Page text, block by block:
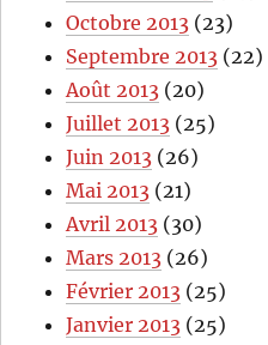
Octobre 2013 (23)
Septembre 2013 (22)
Août 2013 (20)
Juillet 2013 (25)
Juin 2013 (26)
Mai 2013 (21)
Avril 2013 (30)
Mars 2013 (26)
Février 2013 (25)
Janvier 2013 (25)